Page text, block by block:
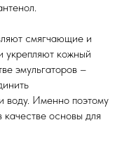
смягчающие и
укрепляют кожный
эмульгаторов –
воду. Именно поэтому
основы для